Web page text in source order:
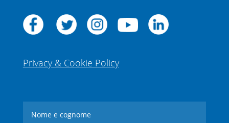
Privacy & Cookie Policy